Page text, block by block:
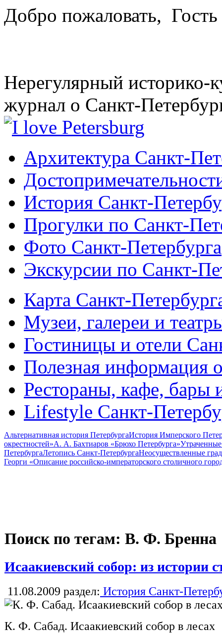
Добро пожаловать, Гость
Нерегулярный историко-
журнал о Санкт-
Архитектура Санкт-
История Санкт-
Прогулки по Санкт-
Фото Санкт-Петербурга
Экскурсии по Санкт-
Карта Санкт-
Музеи, галереи и
Гостиницы и отели
Полезная информация
Рестораны, кафе, бары
Lifestyle Санкт-
Альтернативная история ПетербургаИстория Имперского
окрестностей»А. А. Бахтиаров «Брюхо Петербурга»
ПетербургаЛетопись Санкт-ПетербургаНеосуществленные
Георги «Описание российско-императорского столичного
Поиск по тегам: В. Ф. Бренна
Исаакиевский собор: из истории
11.08.2009 раздел: История Санкт-
К. Ф. Сабад. Исаакиевский собор в лесах